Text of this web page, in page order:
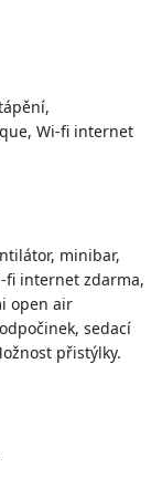
Wi-fi internet
minibar,
fi internet zdarma,
open air
sedací
přistýlky.